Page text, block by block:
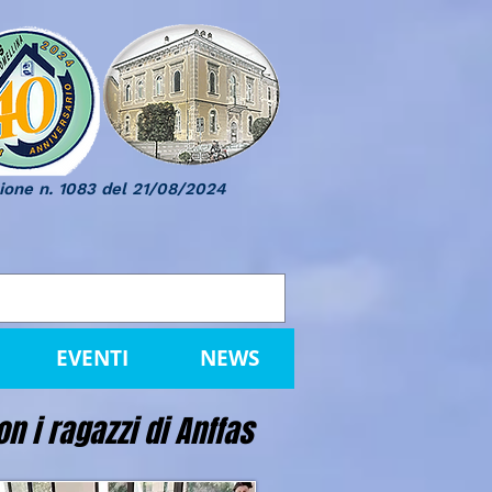
n. 1083 del 21/08/2024
EVENTI NEWS
i ragazzi di Anffas